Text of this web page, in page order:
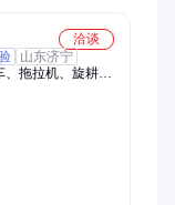
洽谈
山东济宁
、拖拉机、旋耕